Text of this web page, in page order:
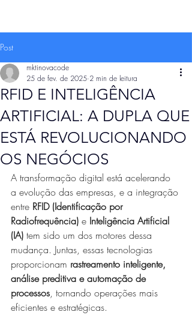
Post
RFID E INTELIGÊNCIA
ARTIFICIAL: A DUPLA QUE
ESTÁ REVOLUCIONANDO
OS NEGÓCIOS
mktinovacode
25 de fev. de 2025 2 min de leitura
A transformação digital está acelerando
a evolução das empresas, e a integração
entre RFID (Identificação por
Radiofrequência) e Inteligência Artificial
(IA) tem sido um dos motores dessa
mudança. Juntas, essas tecnologias
proporcionam rastreamento inteligente,
análise preditiva e automação de
processos, tornando operações mais
eficientes e estratégicas.